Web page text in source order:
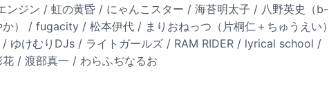
ジン / 虹の黄昏 / にゃんこスター / 海苔明太子 / 八野英史（b-
） / fugacity / 松本伊代 / まりおねっつ（片桐仁＋ちゅうえい）
ゆけむりDJs / ライトガールズ / RAM RIDER / lyrical school /
/ 渡部真一 / わらふぢなるお